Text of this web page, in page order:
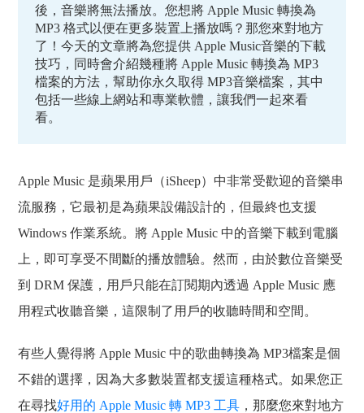
後，音樂將無法播放。您想將 Apple Music 轉換為
MP3 格式以便在更多裝置上播放嗎？那您來對地方
了！今天的文章將為您提供 Apple Music音樂的下載
技巧，同時會介紹幾種將 Apple Music 轉換為 MP3
檔案的方法，幫助你永久取得 MP3音樂檔案，其中
包括一些線上網站和專業軟體，讓我們一起來看
看。
Apple Music 是蘋果用戶（iSheep）中非常受歡迎的音樂串
流服務，它最初是為蘋果設備設計的，但最終也支援
Windows 作業系統。將 Apple Music 中的音樂下載到電腦
上，即可享受不間斷的播放體驗。然而，由於數位音樂受
到 DRM 保護，用戶只能在訂閱期內透過 Apple Music 應
用程式收聽音樂，這限制了用戶的收聽時間和空間。
有些人覺得將 Apple Music 中的歌曲轉換為 MP3檔案是個
不錯的選擇，因為大多數裝置都支援這種格式。如果您正
在尋找好用的 Apple Music 轉 MP3 工具 ，那麼您來對地方